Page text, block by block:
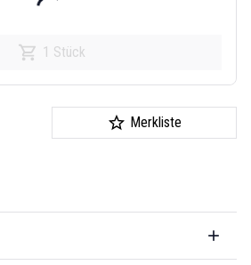
1 Stück
Merkliste